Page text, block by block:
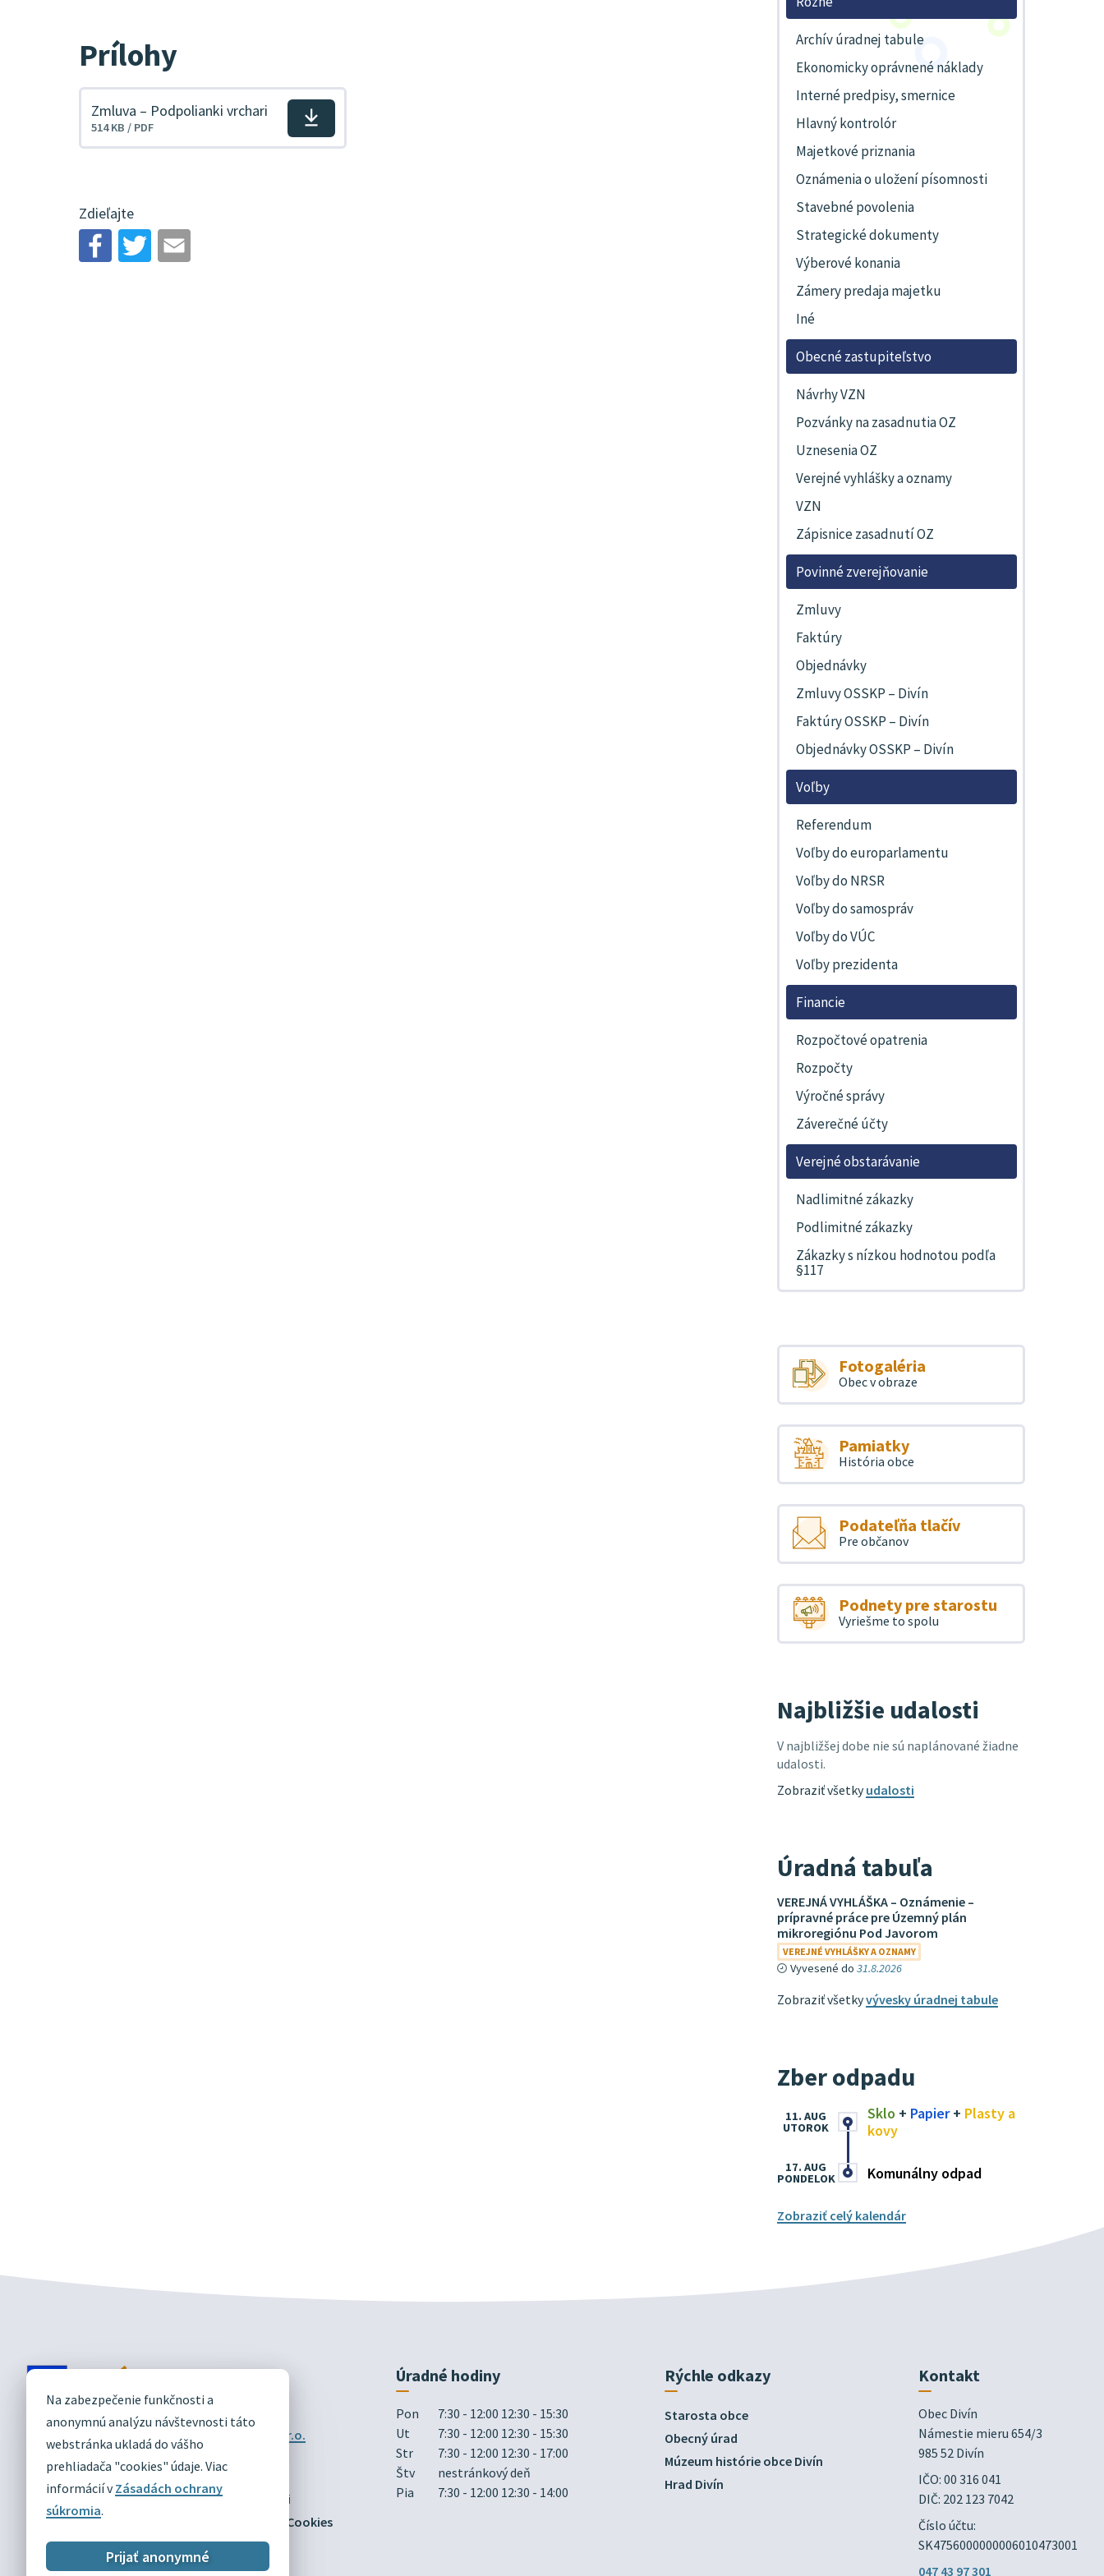
Na zabezpečenie funkčnosti a
anonymnú analýzu návštevnosti táto
webstránka ukladá do vášho
prehliadača "cookies" údaje. Viac
informácií vZásadách ochrany
súkromia.
Prijať anonymné
Prílohy
Stiahnuť
Zmluva – Podpolianki vrchari
514 KB / PDF
Zdieľajte
Archív úradnej tabule
Ekonomicky oprávnené náklady
Interné predpisy, smernice
Hlavný kontrolór
Majetkové priznania
Oznámenia o uložení písomnosti
Stavebné povolenia
Strategické dokumenty
Výberové konania
Zámery predaja majetku
Iné
Obecné zastupiteľstvo
Návrhy VZN
Pozvánky na zasadnutia OZ
Uznesenia OZ
Verejné vyhlášky a oznamy
VZN
Zápisnice zasadnutí OZ
Povinné zverejňovanie
Zmluvy
Faktúry
Objednávky
Zmluvy OSSKP – Divín
Faktúry OSSKP – Divín
Objednávky OSSKP – Divín
Voľby
Referendum
Voľby do europarlamentu
Voľby do NRSR
Voľby do samospráv
Voľby do VÚC
Voľby prezidenta
Financie
Rozpočtové opatrenia
Rozpočty
Výročné správy
Záverečné účty
Verejné obstarávanie
Nadlimitné zákazky
Podlimitné zákazky
Zákazky s nízkou hodnotou podľa
§117
Fotogaléria
Obec v obraze
Pamiatky
História obce
Podateľňa tlačív
Pre občanov
Podnety pre starostu
Vyriešme to spolu
Najbližšie udalosti
V najbližšej dobe nie sú naplánované žiadne
udalosti.
Zobraziť všetkyudalosti
Úradná tabuľa
VEREJNÁ VYHLÁŠKA – Oznámenie –
prípravné práce pre Územný plán
mikroregiónu Pod Javorom
VEREJNÉ VYHLÁŠKY A OZNAMY
Vyvesené do 31.8.2026
Zobraziť všetkyvývesky úradnej tabule
Zber odpadu
Sklo + Papier+ Plasty a
kovy
11. AUG
UTOROK
Komunálny odpad
17. AUG
PONDELOK
Zobraziť celý kalendár
DIVÍN
OFICIÁLNE STRÁNKY
Technický prevádzkovateľ:
Alphabet partner s.r.o.
Správca obsahu:Obec Divín
Posledná aktualizácia:03.08.2026
Mapa
Vyhlásenie o prístupnosti
Zásady ochrany osobných údajov
Nastaviť Cookies
Úradné hodiny
Pon
7:30 - 12:00 12:30 - 15:30
Ut
7:30 - 12:00 12:30 - 15:30
Str
7:30 - 12:00 12:30 - 17:00
Štv
nestránkový deň
Pia
7:30 - 12:00 12:30 - 14:00
Rýchle odkazy
Starosta obce
Obecný úrad
Múzeum histórie obce Divín
Hrad Divín
Kontakt
Obec Divín
Námestie mieru 654/3
985 52 Divín
IČO: 00 316 041
DIČ: 202 123 7042
Číslo účtu:
SK4756000000006010473001
047 43 97 301